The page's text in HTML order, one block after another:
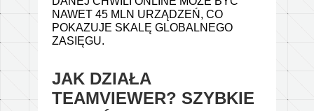
NAWET 45 MLN URZĄDZEŃ, CO
POKAZUJE SKALĘ GLOBALNEGO
ZASIĘGU.
JAK DZIAŁA
TEAMVIEWER? SZYBKIE